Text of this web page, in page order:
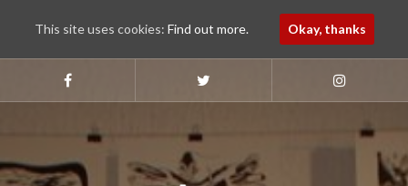
nous
Faebook
nous
nous
Instagram
This site uses cookies: Find out more. Okay, thanks